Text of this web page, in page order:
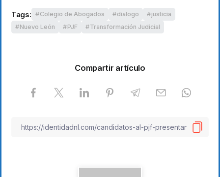
Tags: Colegio de Abogados dialogo
justicia
Nuevo León
PJF Transformación Judicial
Compartir artículo